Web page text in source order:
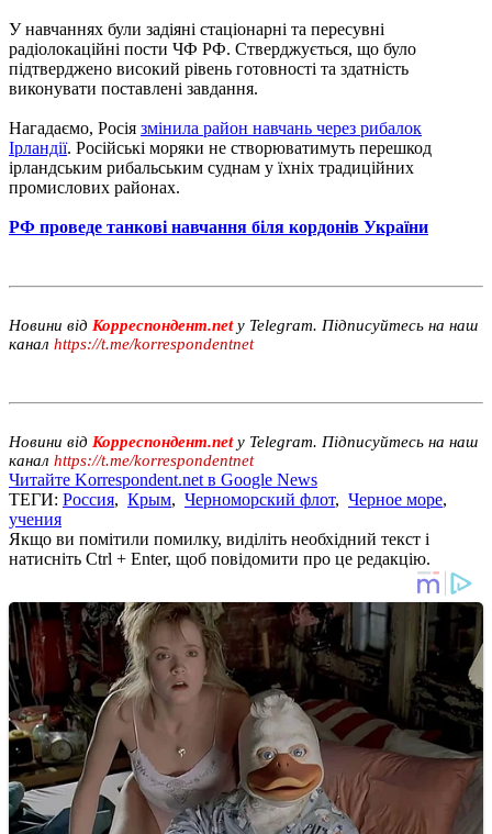
У навчаннях були задіяні стаціонарні та пересувні
радіолокаційні пости ЧФ РФ. Стверджується, що було
підтверджено високий рівень готовності та здатність
виконувати поставлені завдання.
Нагадаємо, Росія змінила район навчань через рибалок
Ірландії. Російські моряки не створюватимуть перешкод
ірландським рибальським суднам у їхніх традиційних
промислових районах.
РФ проведе танкові навчання біля кордонів України
Новини від Корреспондент.netу Telegram. Підписуйтесь на наш
канал https://t.me/korrespondentnet
Новини від Корреспондент.netу Telegram. Підписуйтесь на наш
канал https://t.me/korrespondentnet
Читайте Korrespondent.net в Google News
ТЕГИ: Россия, Крым, Черноморский флот, Черное море,
учения
Якщо ви помітили помилку, виділіть необхідний текст і
натисніть Ctrl + Enter, щоб повідомити про це редакцію.